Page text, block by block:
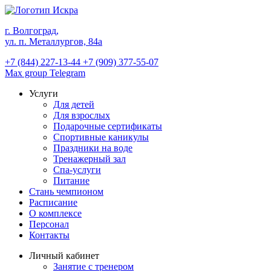
г. Волгоград,
ул. п. Металлургов, 84а
+7 (844) 227-13-44 +7 (909) 377-55-07
Max group Telegram
Услуги
Для детей
Для взрослых
Подарочные сертификаты
Спортивные каникулы
Праздники на воде
Тренажерный зал
Спа-услуги
Питание
Стань чемпионом
Расписание
О комплексе
Персонал
Контакты
Личный кабинет
Занятие с тренером